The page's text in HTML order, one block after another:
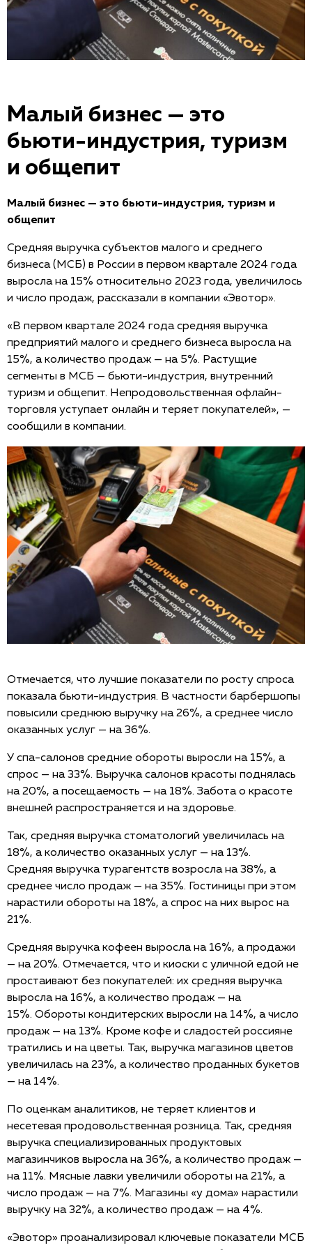
Малый бизнес — это
бьюти-индустрия, туризм
и общепит
Малый бизнес — это бьюти-индустрия, туризм и
общепит
Средняя выручка субъектов малого и среднего
бизнеса (МСБ) в России в первом квартале 2024 года
выросла на 15% относительно 2023 года, увеличилось
и число продаж, рассказали в компании «Эвотор».
«В первом квартале 2024 года средняя выручка
предприятий малого и среднего бизнеса выросла на
15%, а количество продаж — на 5%. Растущие
сегменты в МСБ — бьюти-индустрия, внутренний
туризм и общепит. Непродовольственная офлайн-
торговля уступает онлайн и теряет покупателей», —
сообщили в компании.
Отмечается, что лучшие показатели по росту спроса
показала бьюти-индустрия. В частности барбершопы
повысили среднюю выручку на 26%, а среднее число
оказанных услуг — на 36%.
У спа-салонов средние обороты выросли на 15%, а
спрос — на 33%. Выручка салонов красоты поднялась
на 20%, а посещаемость — на 18%. Забота о красоте
внешней распространяется и на здоровье.
Так, средняя выручка стоматологий увеличилась на
18%, а количество оказанных услуг — на 13%.
Средняя выручка турагентств возросла на 38%, а
среднее число продаж — на 35%. Гостиницы при этом
нарастили обороты на 18%, а спрос на них вырос на
21%.
Средняя выручка кофеен выросла на 16%, а продажи
— на 20%. Отмечается, что и киоски с уличной едой не
простаивают без покупателей: их средняя выручка
выросла на 16%, а количество продаж — на
15%. Обороты кондитерских выросли на 14%, а число
продаж — на 13%. Кроме кофе и сладостей россияне
тратились и на цветы. Так, выручка магазинов цветов
увеличилась на 23%, а количество проданных букетов
— на 14%.
По оценкам аналитиков, не теряет клиентов и
несетевая продовольственная розница. Так, средняя
выручка специализированных продуктовых
магазинчиков выросла на 36%, а количество продаж —
на 11%. Мясные лавки увеличили обороты на 21%, а
число продаж — на 7%. Магазины «у дома» нарастили
выручку на 32%, а количество продаж — на 4%.
«Эвотор» проанализировал ключевые показатели МСБ